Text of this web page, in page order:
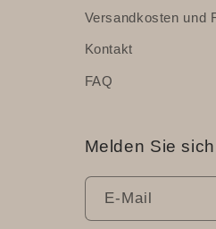
Versandkosten und
Kontakt
FAQ
Melden Sie
E-Mail